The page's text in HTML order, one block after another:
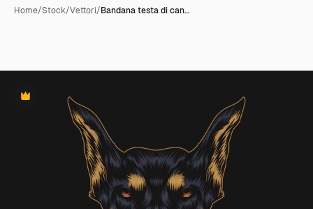
Home/Stock/Vettori/Bandana testa di can…
Premium